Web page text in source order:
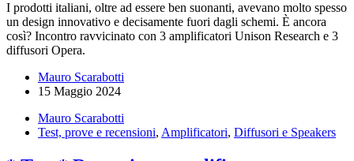
I prodotti italiani, oltre ad essere ben suonanti, avevano molto spesso
un design innovativo e decisamente fuori dagli schemi. È ancora
così? Incontro ravvicinato con 3 amplificatori Unison Research e 3
diffusori Opera.
Mauro Scarabotti
15 Maggio 2024
Mauro Scarabotti
Test, prove e recensioni, Amplificatori, Diffusori e Speakers